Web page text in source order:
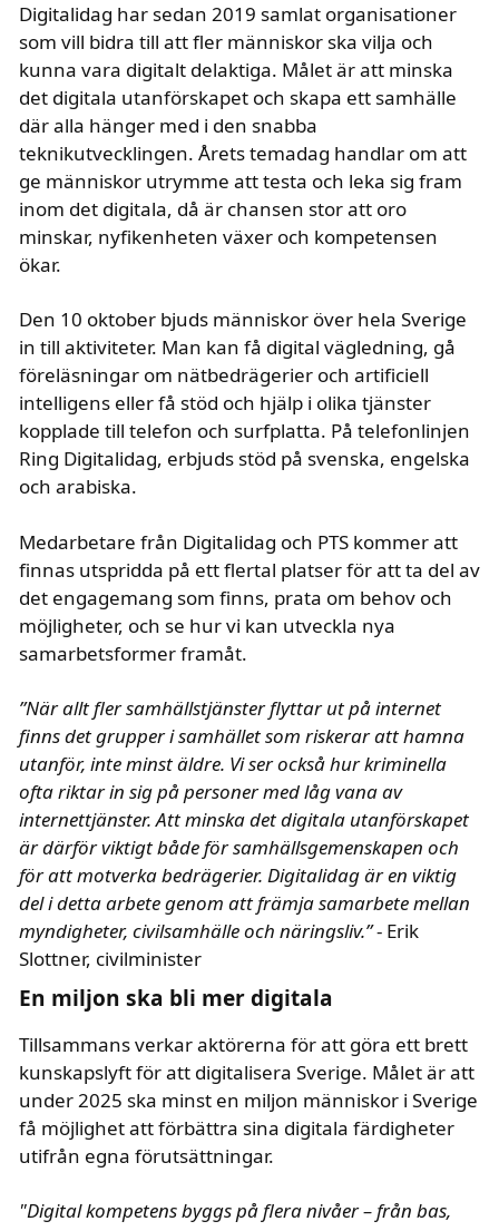
Digitalidag har sedan 2019 samlat organisationer
som vill bidra till att fler människor ska vilja och
kunna vara digitalt delaktiga. Målet är att minska
det digitala utanförskapet och skapa ett samhälle
där alla hänger med i den snabba
teknikutvecklingen. Årets temadag handlar om att
ge människor utrymme att testa och leka sig fram
inom det digitala, då är chansen stor att oro
minskar, nyfikenheten växer och kompetensen
ökar.
Den 10 oktober bjuds människor över hela Sverige
in till aktiviteter. Man kan få digital vägledning, gå
föreläsningar om nätbedrägerier och artificiell
intelligens eller få stöd och hjälp i olika tjänster
kopplade till telefon och surfplatta. På telefonlinjen
Ring Digitalidag, erbjuds stöd på svenska, engelska
och arabiska.
Medarbetare från Digitalidag och PTS kommer att
finnas utspridda på ett flertal platser för att ta del av
det engagemang som finns, prata om behov och
möjligheter, och se hur vi kan utveckla nya
samarbetsformer framåt.
text i kursiv
”När allt fler samhällstjänster flyttar ut på internet
finns det grupper i samhället som riskerar att hamna
utanför, inte minst äldre. Vi ser också hur kriminella
ofta riktar in sig på personer med låg vana av
internettjänster. Att minska det digitala utanförskapet
är därför viktigt både för samhällsgemenskapen och
för att motverka bedrägerier. Digitalidag är en viktig
del i detta arbete genom att främja samarbete mellan
myndigheter, civilsamhälle och näringsliv.”- Erik
Slottner, civilminister
text i fetstil
En miljon ska bli mer digitala
Tillsammans verkar aktörerna för att göra ett brett
kunskapslyft för att digitalisera Sverige. Målet är att
under 2025 ska minst en miljon människor i Sverige
få möjlighet att förbättra sina digitala färdigheter
utifrån egna förutsättningar.
text i kursiv
"Digital kompetens byggs på flera nivåer – från bas,